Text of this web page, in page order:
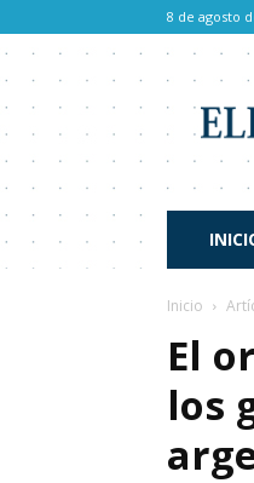
8 de agosto
Inicio
El
los